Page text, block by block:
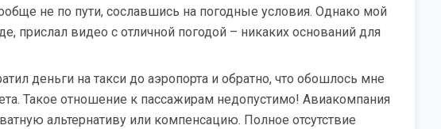
не по пути, сославшись на погодные условия. Однако мой
прислал видео с отличной погодой – никаких оснований для
деньги на такси до аэропорта и обратно, что обошлось мне
Такое отношение к пассажирам недопустимо! Авиакомпания
альтернативу или компенсацию. Полное отсутствие